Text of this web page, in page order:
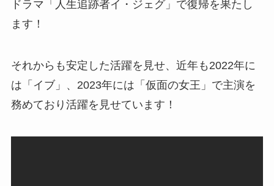
ドラマ「人生追跡者イ・ジェグ」で復帰を果たし
ます！
それからも安定した活躍を見せ、近年も2022年に
は「イブ」、2023年には「仮面の女王」で主演を
務めており活躍を見せています！